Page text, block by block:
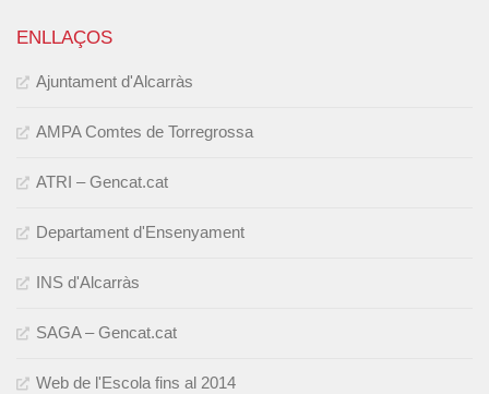
ENLLAÇOS
Ajuntament d'Alcarràs
AMPA Comtes de Torregrossa
ATRI – Gencat.cat
Departament d'Ensenyament
INS d'Alcarràs
SAGA – Gencat.cat
Web de l'Escola fins al 2014